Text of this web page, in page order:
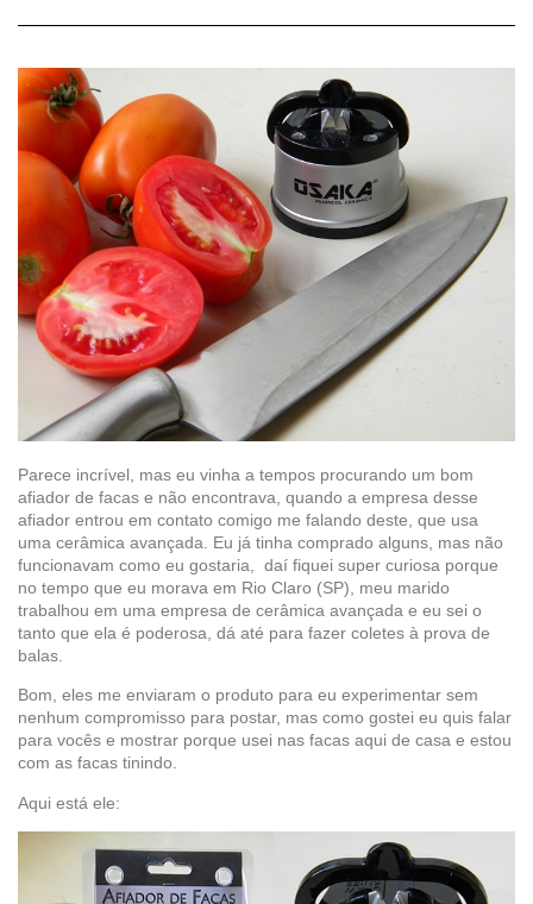
Parece incrível, mas eu vinha a tempos procurando um bom
afiador de facas e não encontrava, quando a empresa desse
afiador entrou em contato comigo me falando deste, que usa
uma cerâmica avançada. Eu já tinha comprado alguns, mas não
funcionavam como eu gostaria, daí fiquei super curiosa porque
no tempo que eu morava em Rio Claro (SP), meu marido
trabalhou em uma empresa de cerâmica avançada e eu sei o
tanto que ela é poderosa, dá até para fazer coletes à prova de
balas.
Bom, eles me enviaram o produto para eu experimentar sem
nenhum compromisso para postar, mas como gostei eu quis falar
para vocês e mostrar porque usei nas facas aqui de casa e estou
com as facas tinindo.
Aqui está ele: